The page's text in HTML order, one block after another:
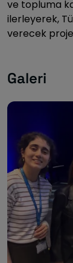
ve topluma
ilerleyerek,
verecek
Galeri